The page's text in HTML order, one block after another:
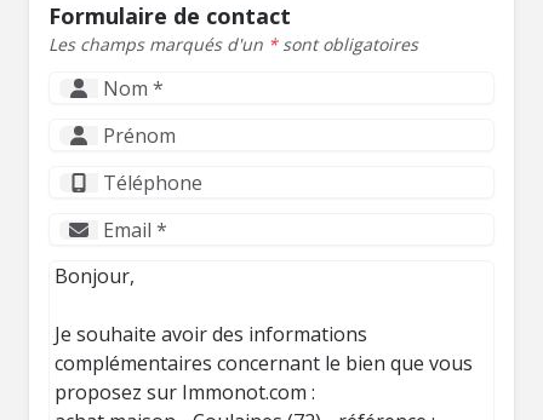
Formulaire de contact
Les champs marqués d'un *sont obligatoires